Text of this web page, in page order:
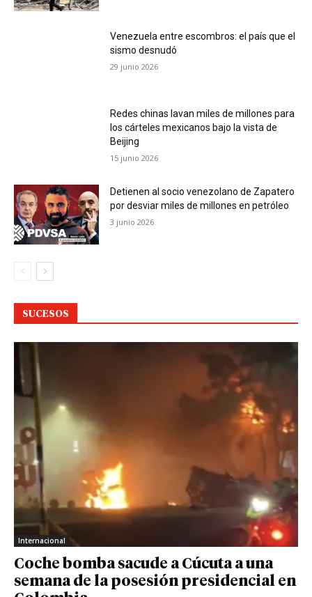
Venezuela entre escombros: el país que el
sismo desnudó
29 junio 2026
Redes chinas lavan miles de millones para
los cárteles mexicanos bajo la vista de
Beijing
15 junio 2026
Detienen al socio venezolano de Zapatero
por desviar miles de millones en petróleo
3 junio 2026
SUCESOS
Internacional
Coche bomba sacude a Cúcuta a una
semana de la posesión presidencial en